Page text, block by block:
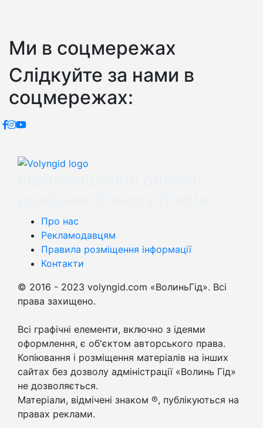
Ми в соцмережах
Слідкуйте за нами в
соцмережах:
Про нас
Рекламодавцям
Правила розміщення інформації
Контакти
© 2016 - 2023 volyngid.com «ВолиньГід». Всі
права захищено.
Всі графічні елементи, включно з ідеями
оформлення, є об'єктом авторського права.
Копіювання і розміщення матеріалів на інших
сайтах без дозволу адміністрації «Волинь Гід»
не дозволяється.
Матеріали, відмічені знаком ℗, публікуються на
правах реклами.